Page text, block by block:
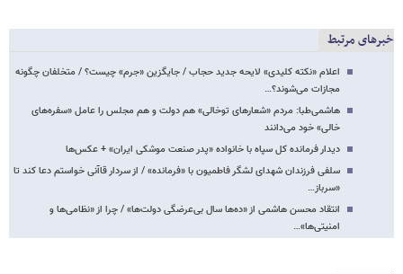
خبرهای مرتبط
اعلام «نکته کلیدی» لایحه جدید حجاب / جایگزین «جرم» چیست؟ / متخلفان چگونه
مجازات می‌شوند؟…
هاشمی‌طبا: مردم «شعارهای توخالی» هم دولت و هم مجلس را عامل «سفره‌های
خالی» خود می‌دانند
دیدار فرمانده کل سپاه با خانواده «پدر صنعت موشکی ایران» + عکس‌ها
سلفی فرزندان شهدای لشگر فاطمیون با «فرمانده» / از سردار قاآنی خواستم دعا کند تا
«سرباز…
انتقاد محسن هاشمی‌ از «ده‌ها سال بی‌عرضگی دولت‌ها» / چرا از «نظامی‌ها و
امنیتی‌ها»…